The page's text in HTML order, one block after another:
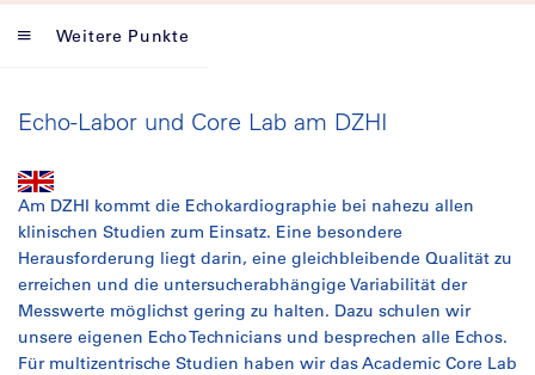
Weitere Punkte
Echo-Labor und Core Lab am DZHI
Am DZHI kommt die Echokardiographie bei nahezu allen
klinischen Studien zum Einsatz. Eine besondere
Herausforderung liegt darin, eine gleichbleibende Qualität zu
erreichen und die untersucherabhängige Variabilität der
Messwerte möglichst gering zu halten. Dazu schulen wir
unsere eigenen Echo Technicians und besprechen alle Echos.
Für multizentrische Studien haben wir das Academic Core Lab